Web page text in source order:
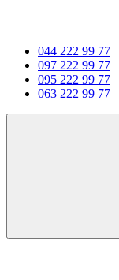
044 222 99 77
097 222 99 77
095 222 99 77
063 222 99 77